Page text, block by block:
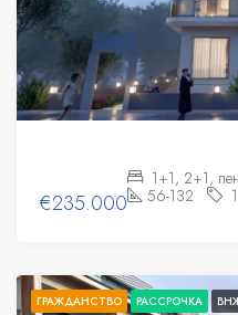
€235.000
1+1, 2+1,
56-132
ГРАЖДАНСТВО РАССРОЧКА